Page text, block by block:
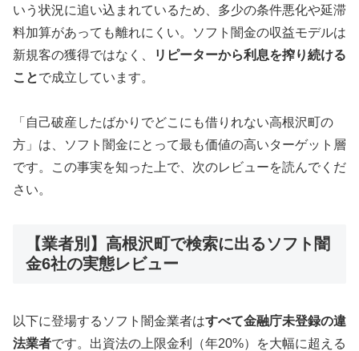
いう状況に追い込まれているため、多少の条件悪化や延滞
料加算があっても離れにくい。ソフト闇金の収益モデルは
新規客の獲得ではなく、
リピーターから利息を搾り続ける
ことで成立しています。
「自己破産したばかりでどこにも借りれない高根沢町の
方」は、ソフト闇金にとって最も価値の高いターゲット層
です。この事実を知った上で、次のレビューを読んでくだ
さい。
【業者別】高根沢町で検索に出るソフト闇
金6社の実態レビュー
以下に登場するソフト闇金業者はすべて金融庁未登録の違
法業者です。出資法の上限金利（年20%）を大幅に超える